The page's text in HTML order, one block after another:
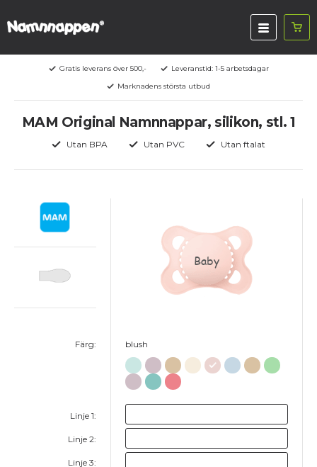
Gratis leverans över 500,-
Leveranstid: 1-5 arbetsdagar
Marknadens största utbud
MAM Original Namnnappar, silikon, stl. 1
Utan BPA Utan PVC Utan ftalat
Färg:
Linje 1:
Linje 2:
Linje 3:
Baby
blush